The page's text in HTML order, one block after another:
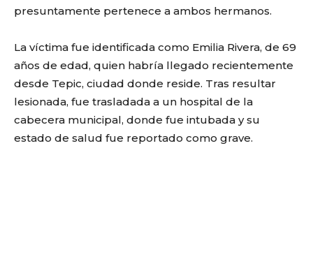
presuntamente pertenece a ambos hermanos.
La víctima fue identificada como Emilia Rivera, de 69
años de edad, quien habría llegado recientemente
desde Tepic, ciudad donde reside. Tras resultar
lesionada, fue trasladada a un hospital de la
cabecera municipal, donde fue intubada y su
estado de salud fue reportado como grave.